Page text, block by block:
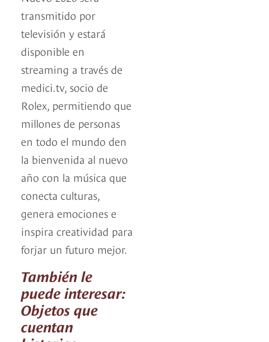
transmitido por
televisión y estará
disponible en
streaming a través de
medici.tv, socio de
Rolex, permitiendo que
millones de personas
en todo el mundo den
la bienvenida al nuevo
año con la música que
conecta culturas,
genera emociones e
inspira creatividad para
forjar un futuro mejor.
También le
puede interesar:
Objetos que
cuentan